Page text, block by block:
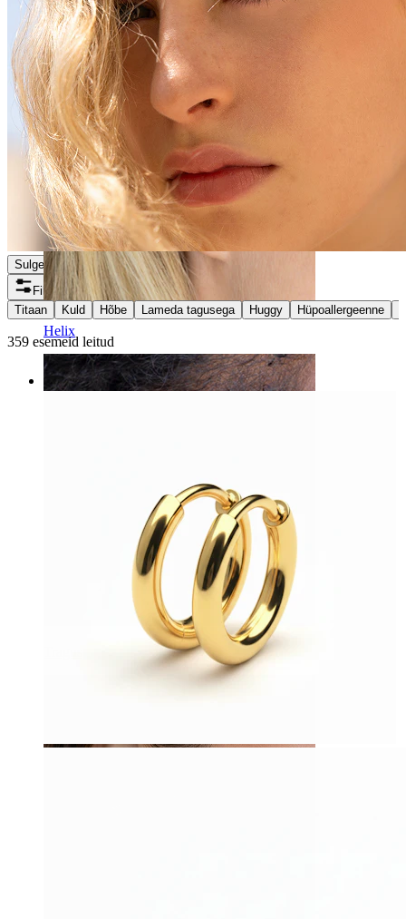
Kõrvanibu
Helix
Sulge
Filtrid
Titaan
Kuld Hõbe Lameda tagusega Huggy Hüpoallergeenne
359 esemeid leitud